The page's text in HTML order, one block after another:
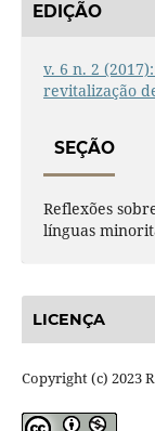
EDIÇÃO
v. 6 n. 2
revitalização
SEÇÃO
Reflexões
línguas
LICENÇA
Copyright (c) 2023